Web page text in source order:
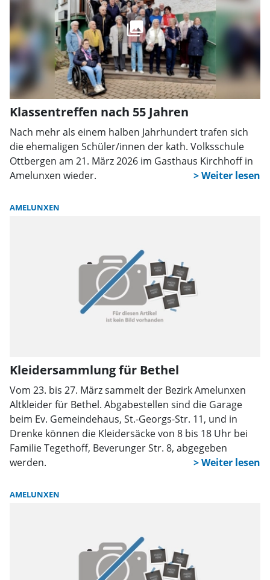
Klassentreffen nach 55 Jahren
Nach mehr als einem halben Jahrhundert trafen sich
die ehemaligen Schüler/innen der kath. Volksschule
Ottbergen am 21. März 2026 im Gasthaus Kirchhoff in
Amelunxen wieder.
AMELUNXEN
Kleidersammlung für Bethel
Vom 23. bis 27. März sammelt der Bezirk Amelunxen
Altkleider für Bethel. Abgabestellen sind die Garage
beim Ev. Gemeindehaus, St.-Georgs-Str. 11, und in
Drenke können die Kleidersäcke von 8 bis 18 Uhr bei
Familie Tegethoff, Beverunger Str. 8, abgegeben
werden.
AMELUNXEN